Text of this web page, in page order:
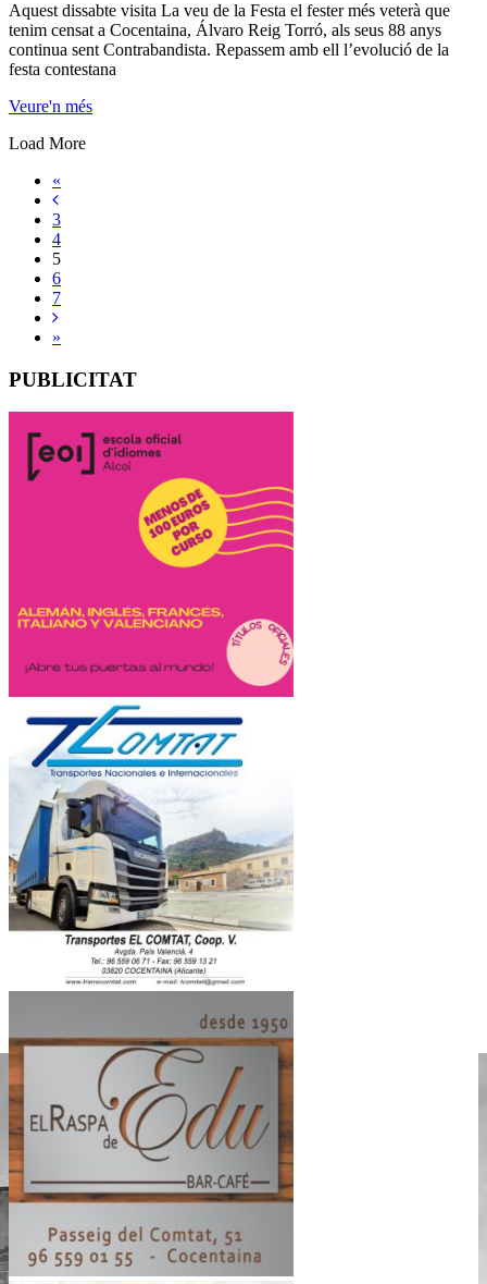
Aquest dissabte visita La veu de la Festa el fester més veterà que
tenim censat a Cocentaina, Álvaro Reig Torró, als seus 88 anys
continua sent Contrabandista. Repassem amb ell l’evolució de la
festa contestana
Veure'n més
Load More
«
3
4
5
6
7
»
PUBLICITAT